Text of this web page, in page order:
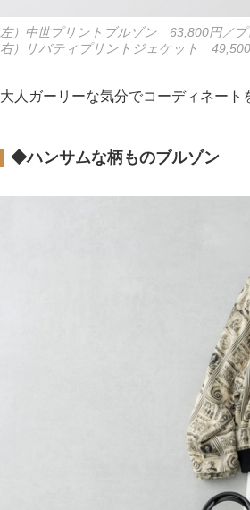
左）中世プリントブルゾン 63,800円／
右）リバティプリントジェケット
大人ガーリーな気分でコーディネート
◆ハンサムな柄ものブルゾン